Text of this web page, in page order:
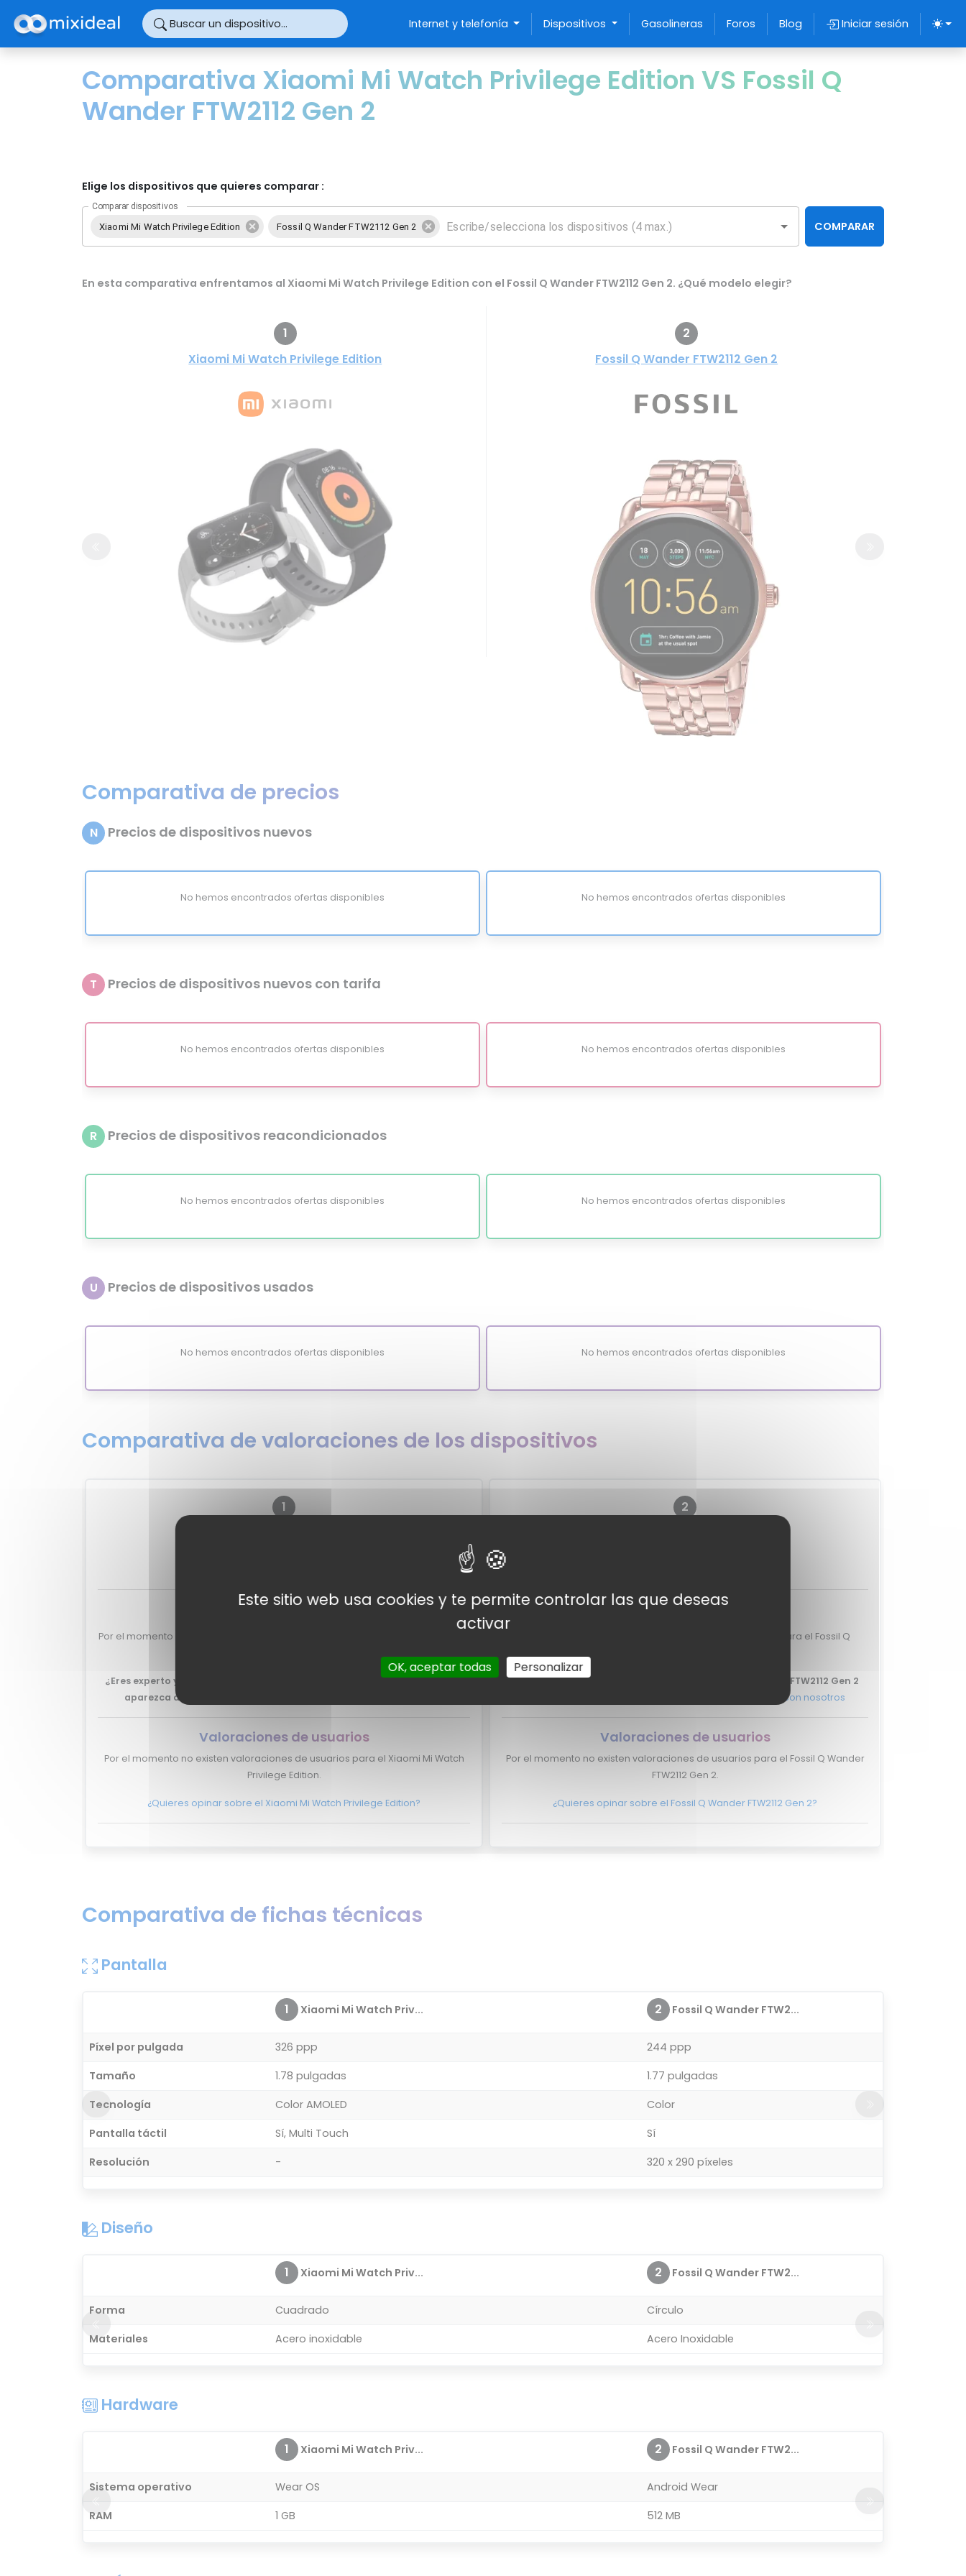
Buscar un dispositivo... Internet y telefonía Dispositivos Gasolineras Foros Blog Iniciar sesión
Comparativa Xiaomi Mi Watch Privilege Edition VS Fossil Q
Wander FTW2112 Gen 2
Elige los dispositivos que quieres comparar :
Comparar dispositivos
Xiaomi Mi Watch Privilege Edition Fossil Q Wander FTW2112 Gen 2 COMPARAR
En esta comparativa enfrentamos al Xiaomi Mi Watch Privilege Edition con el Fossil Q Wander FTW2112 Gen 2. ¿Qué modelo elegir?
1
Xiaomi Mi Watch Privilege Edition
2
Fossil Q Wander FTW2112 Gen 2
Comparativa de precios
N Precios de dispositivos nuevos
No hemos encontrados ofertas disponibles No hemos encontrados ofertas disponibles
T Precios de dispositivos nuevos con tarifa
No hemos encontrados ofertas disponibles No hemos encontrados ofertas disponibles
R Precios de dispositivos reacondicionados
No hemos encontrados ofertas disponibles No hemos encontrados ofertas disponibles
U Precios de dispositivos usados
No hemos encontrados ofertas disponibles No hemos encontrados ofertas disponibles
Comparativa de valoraciones de los dispositivos
1
Valoraciones de expertos
Por el momento no tenemos valoraciones de expertos para el Xiaomi Mi Watch
¿Eres experto y quieres que tu review del Xiaomi Mi Watch Privilege Edition
aparezca aquí?
Valoraciones de usuarios
Por el momento no existen valoraciones de usuarios para el Xiaomi Mi Watch
Privilege Edition.
¿Quieres opinar sobre el Xiaomi Mi Watch Privilege Edition?
2
Valoraciones de expertos
Por el momento no tenemos valoraciones de expertos para el Fossil Q
¿Eres experto y quieres que tu review del Fossil Q Wander FTW2112 Gen 2
contacto con nosotros
Valoraciones de usuarios
Por el momento no existen valoraciones de usuarios para el Fossil Q Wander
FTW2112 Gen 2.
¿Quieres opinar sobre el Fossil Q Wander FTW2112 Gen 2?
Comparativa de fichas técnicas
Pantalla
1 Xiaomi Mi Watch Priv... 2 Fossil Q Wander FTW2...
Píxel por pulgada 326 ppp
244 ppp
Tamaño
1.78 pulgadas
1.77 pulgadas
Tecnología
Color AMOLED
Color
Pantalla táctil
Sí, Multi Touch
Sí
Resolución
- 320 x 290 píxeles
Diseño
1 Xiaomi Mi Watch Priv... 2 Fossil Q Wander FTW2...
Forma Cuadrado
Círculo
Materiales
Acero inoxidable Acero Inoxidable
Hardware
1 Xiaomi Mi Watch Priv... 2 Fossil Q Wander FTW2...
Sistema operativo Wear OS
Android Wear
RAM
1 GB 512 MB
Este sitio web usa cookies y te permite controlar las que deseas
activar
OK, aceptar todas Personalizar